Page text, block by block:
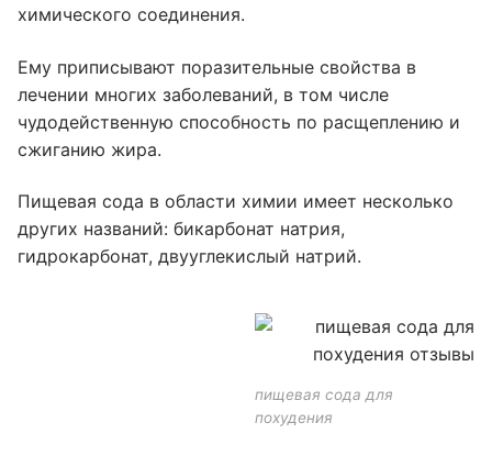
химического соединения.
Ему приписывают поразительные свойства в
лечении многих заболеваний, в том числе
чудодейственную способность по расщеплению и
сжиганию жира.
Пищевая сода в области химии имеет несколько
других названий: бикарбонат натрия,
гидрокарбонат, двууглекислый натрий.
пищевая сода для
похудения